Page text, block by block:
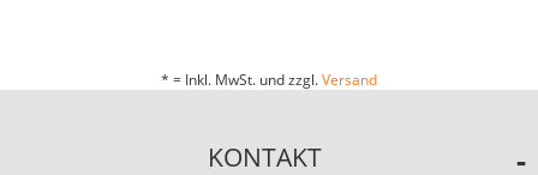
* = Inkl. MwSt. und zzgl.Versand
KONTAKT